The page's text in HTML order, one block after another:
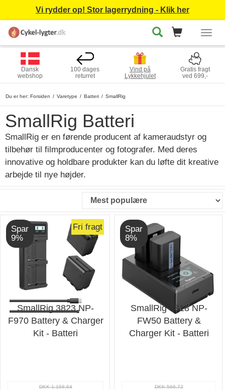
Vi rydder op! Stor lagerrydning - Klik her
Dansk
webshop
100 dages
returret
Vind på
Lykkehjulet
Gratis fragt
ved 699,-
Du er her: Forsiden Varetype Batteri SmallRig
SmallRig Batteri
SmallRig er en førende producent af kameraudstyr og
tilbehør til filmproducenter og fotografer. Med deres
innovative og holdbare produkter kan du løfte dit kreative
arbejde til nye højder.
Spar
9%
Fri fragt
SmallRig 3823 NP-
F970 Battery & Charger
Kit - Batteri
DKK 1.168,64
Spar
8%
SmallRig 3818 NP-
FW50 Battery &
Charger Kit - Batteri
DKK 566,72